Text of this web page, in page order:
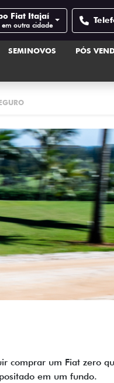
Fiat Itajaí
em outra cidade
SEMINOVOS PÓS
comprar um Fiat zero
em um fundo.